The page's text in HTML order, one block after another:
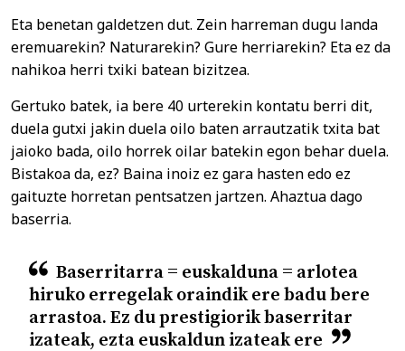
Eta benetan galdetzen dut. Zein harreman dugu landa
eremuarekin? Naturarekin? Gure herriarekin? Eta ez da
nahikoa herri txiki batean bizitzea.
Gertuko batek, ia bere 40 urterekin kontatu berri dit,
duela gutxi jakin duela oilo baten arrautzatik txita bat
jaioko bada, oilo horrek oilar batekin egon behar duela.
Bistakoa da, ez? Baina inoiz ez gara hasten edo ez
gaituzte horretan pentsatzen jartzen. Ahaztua dago
baserria.
Baserritarra = euskalduna = arlotea
hiruko erregelak oraindik ere badu bere
arrastoa. Ez du prestigiorik baserritar
izateak, ezta euskaldun izateak ere